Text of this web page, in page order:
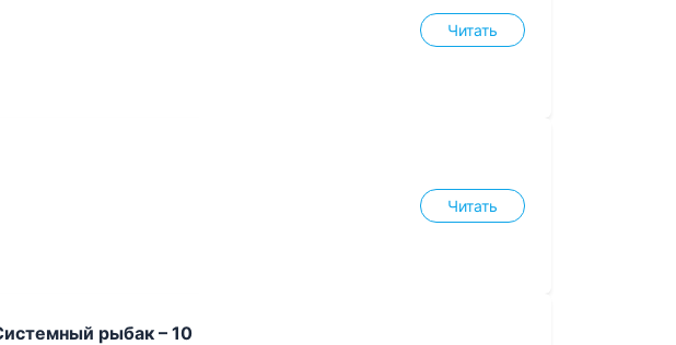
Читать
Читать
рыбак – 10